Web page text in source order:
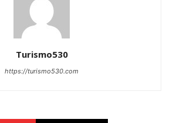
Turismo530
https://turismo530.com